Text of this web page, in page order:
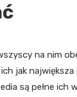
na nim
jak największa
są pełne ich